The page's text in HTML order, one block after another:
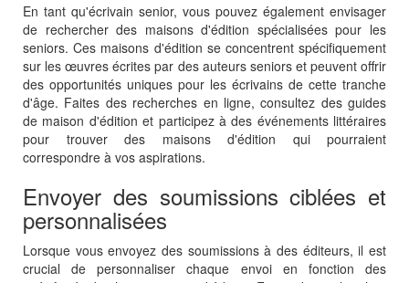
En tant qu'écrivain senior, vous pouvez également envisager
de rechercher des maisons d'édition spécialisées pour les
seniors. Ces maisons d'édition se concentrent spécifiquement
sur les œuvres écrites par des auteurs seniors et peuvent offrir
des opportunités uniques pour les écrivains de cette tranche
d'âge. Faites des recherches en ligne, consultez des guides
de maison d'édition et participez à des événements littéraires
pour trouver des maisons d'édition qui pourraient
correspondre à vos aspirations.
Envoyer des soumissions ciblées et
personnalisées
Lorsque vous envoyez des soumissions à des éditeurs, il est
crucial de personnaliser chaque envoi en fonction des